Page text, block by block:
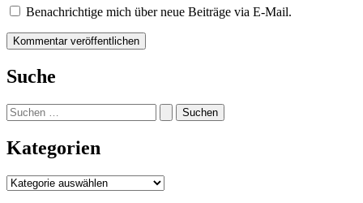
Benachrichtige mich über neue Beiträge via E-Mail.
Suche
Suchen
nach:
Kategorien
Kategorien